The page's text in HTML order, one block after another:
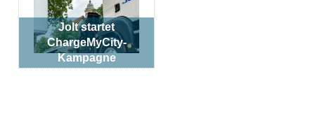
Jolt startet
ChargeMyCity-
Kampagne